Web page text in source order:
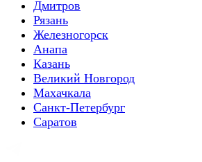
Дмитров
Рязань
Железногорск
Анапа
Казань
Великий Новгород
Махачкала
Санкт-Петербург
Саратов